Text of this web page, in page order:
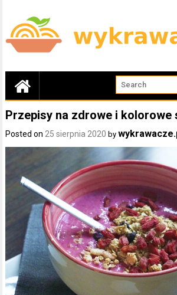
content
Przepisy na zdrowe i kolorowe
Posted on 25 sierpnia 2020 by